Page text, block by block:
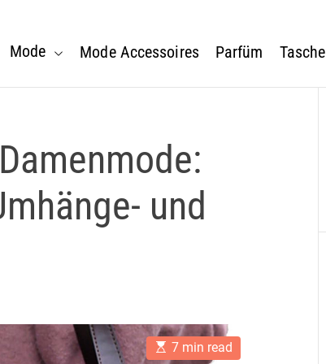
Mode Mode Accessoires Parfüm Tasche
und
E
s
7 min read